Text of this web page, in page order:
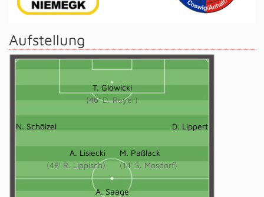
Aufstellung
T. Glowicki
(46' D. Reyer)
N. Schölzel D. Lippert
A. Lisiecki
(48' R. Lippisch)
M. Paßlack
(14' S. Mosdorf)
A. Saage